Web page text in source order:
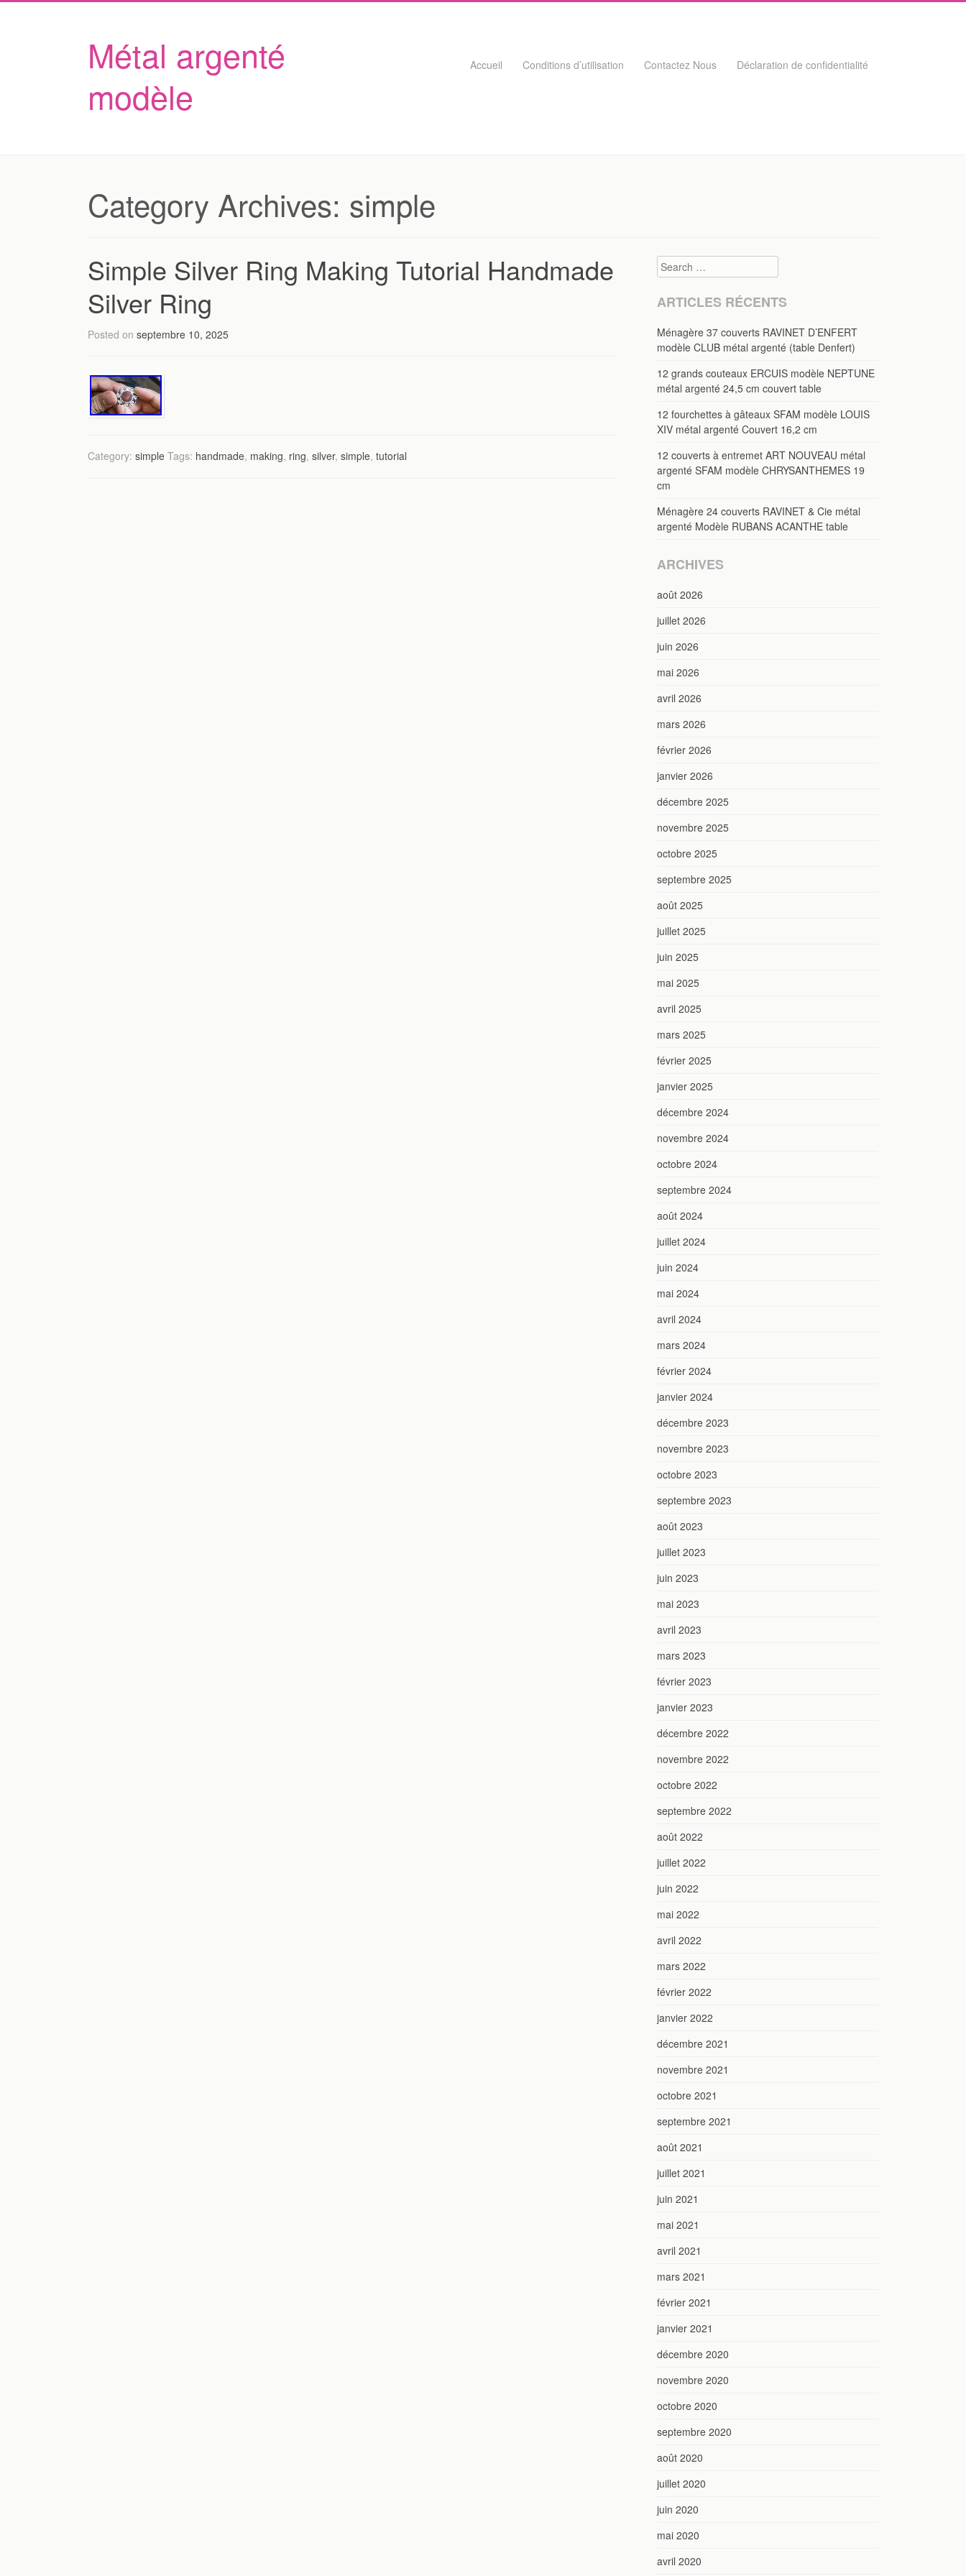
Métal argenté
modèle
Skip to content
Accueil Conditions d’utilisation Contactez Nous Déclaration de confidentialité
Category Archives: simple
Simple Silver Ring Making Tutorial Handmade
Silver Ring
Posted on septembre 10, 2025
Category: simple Tags: handmade, making, ring, silver, simple, tutorial
Search
ARTICLES RÉCENTS
Ménagère 37 couverts RAVINET D’ENFERT
modèle CLUB métal argenté (table Denfert)
12 grands couteaux ERCUIS modèle NEPTUNE
métal argenté 24,5 cm couvert table
12 fourchettes à gâteaux SFAM modèle LOUIS
XIV métal argenté Couvert 16,2 cm
12 couverts à entremet ART NOUVEAU métal
argenté SFAM modèle CHRYSANTHEMES 19
cm
Ménagère 24 couverts RAVINET & Cie métal
argenté Modèle RUBANS ACANTHE table
ARCHIVES
août 2026
juillet 2026
juin 2026
mai 2026
avril 2026
mars 2026
février 2026
janvier 2026
décembre 2025
novembre 2025
octobre 2025
septembre 2025
août 2025
juillet 2025
juin 2025
mai 2025
avril 2025
mars 2025
février 2025
janvier 2025
décembre 2024
novembre 2024
octobre 2024
septembre 2024
août 2024
juillet 2024
juin 2024
mai 2024
avril 2024
mars 2024
février 2024
janvier 2024
décembre 2023
novembre 2023
octobre 2023
septembre 2023
août 2023
juillet 2023
juin 2023
mai 2023
avril 2023
mars 2023
février 2023
janvier 2023
décembre 2022
novembre 2022
octobre 2022
septembre 2022
août 2022
juillet 2022
juin 2022
mai 2022
avril 2022
mars 2022
février 2022
janvier 2022
décembre 2021
novembre 2021
octobre 2021
septembre 2021
août 2021
juillet 2021
juin 2021
mai 2021
avril 2021
mars 2021
février 2021
janvier 2021
décembre 2020
novembre 2020
octobre 2020
septembre 2020
août 2020
juillet 2020
juin 2020
mai 2020
avril 2020